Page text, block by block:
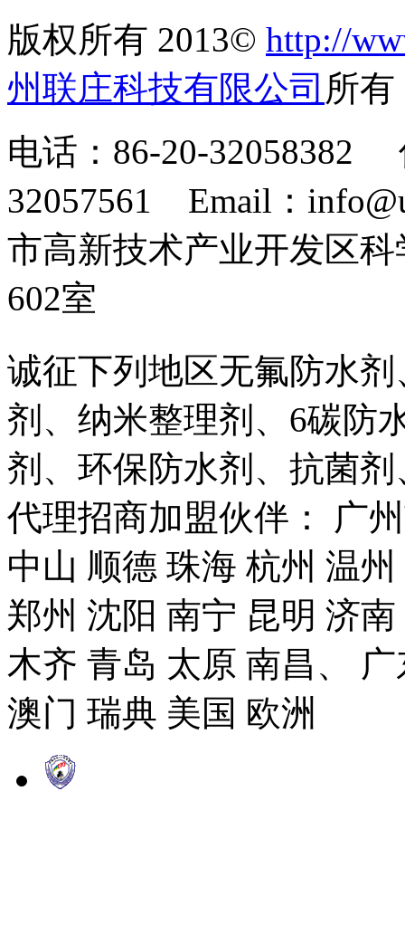
版权所有 2013© http://
州联庄科技有限公司 所
电话：86-20-32058382
32057561 Email：
市高新技术产业开发区
602室
诚征下列地区无氟防水
剂、纳米整理剂、6碳防
剂、环保防水剂、抗菌
代理招商加盟伙伴： 广
中山 顺德 珠海 杭州 温
郑州 沈阳 南宁 昆明 济
木齐 青岛 太原 南昌、
澳门 瑞典 美国 欧洲